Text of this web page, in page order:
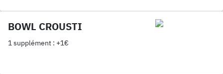
BOWL CROUSTI
1 supplément : +1€